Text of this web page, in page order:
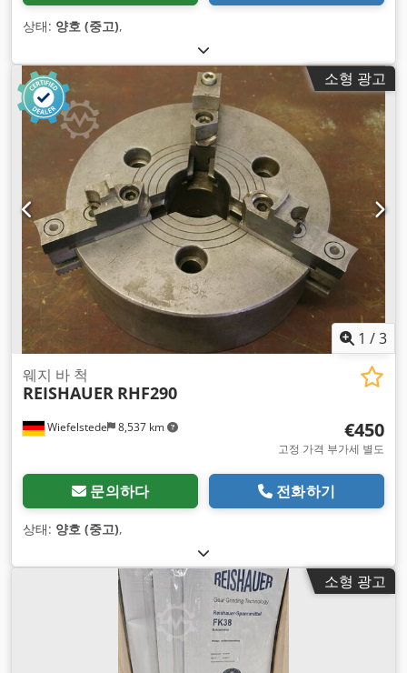
상태: 양호 (중고),
소형 광고
1 /3
Wiefelstede 8,537 km
웨지 바 척
REISHAUER RHF290
€450
고정 가격 부가세 별도
문의하다 전화하기
상태: 양호 (중고),
소형 광고